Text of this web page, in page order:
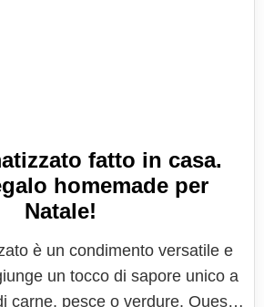
fatto in casa.
homemade per
Natale!
è un condimento versatile e
un tocco di sapore unico a
carne, pesce o verdure. Questo